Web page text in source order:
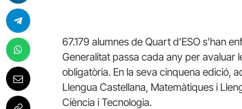
67.179 alumnes de Quart d’ESO s’han
Generalitat passa cada any per avaluar
obligatòria. En la seva cinquena edició,
Llengua Castellana, Matemàtiques i
Ciència i Tecnologia.